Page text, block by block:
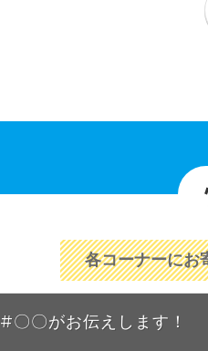
各コーナーにお
#〇〇がお伝えします！